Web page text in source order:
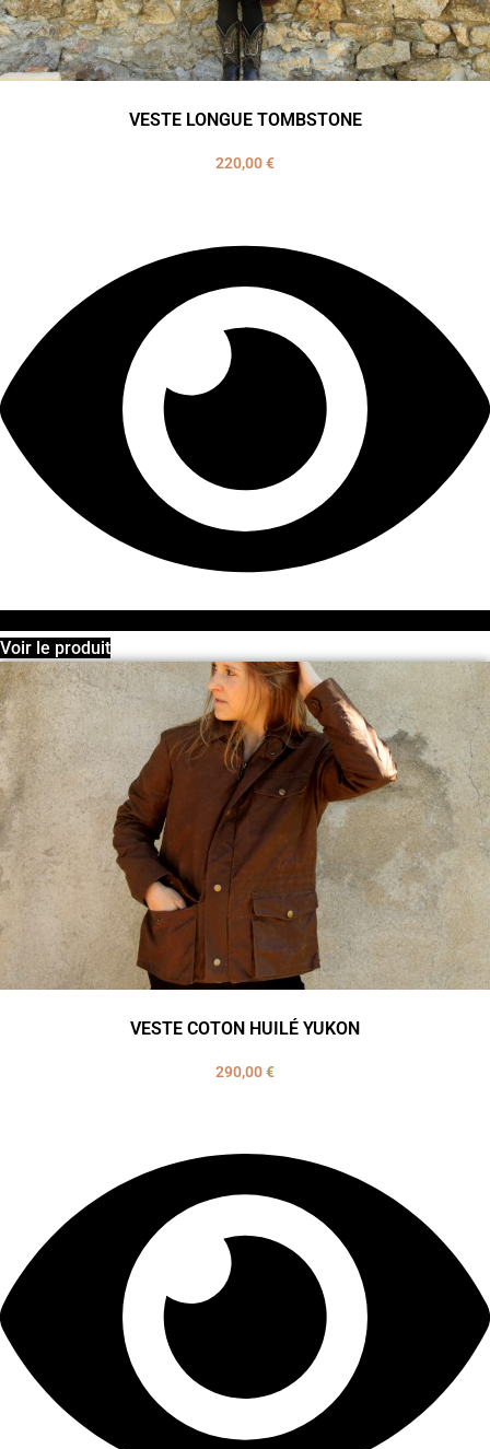
VESTE LONGUE TOMBSTONE
220,00€
Voir le produit
VESTE COTON HUILÉ YUKON
290,00€